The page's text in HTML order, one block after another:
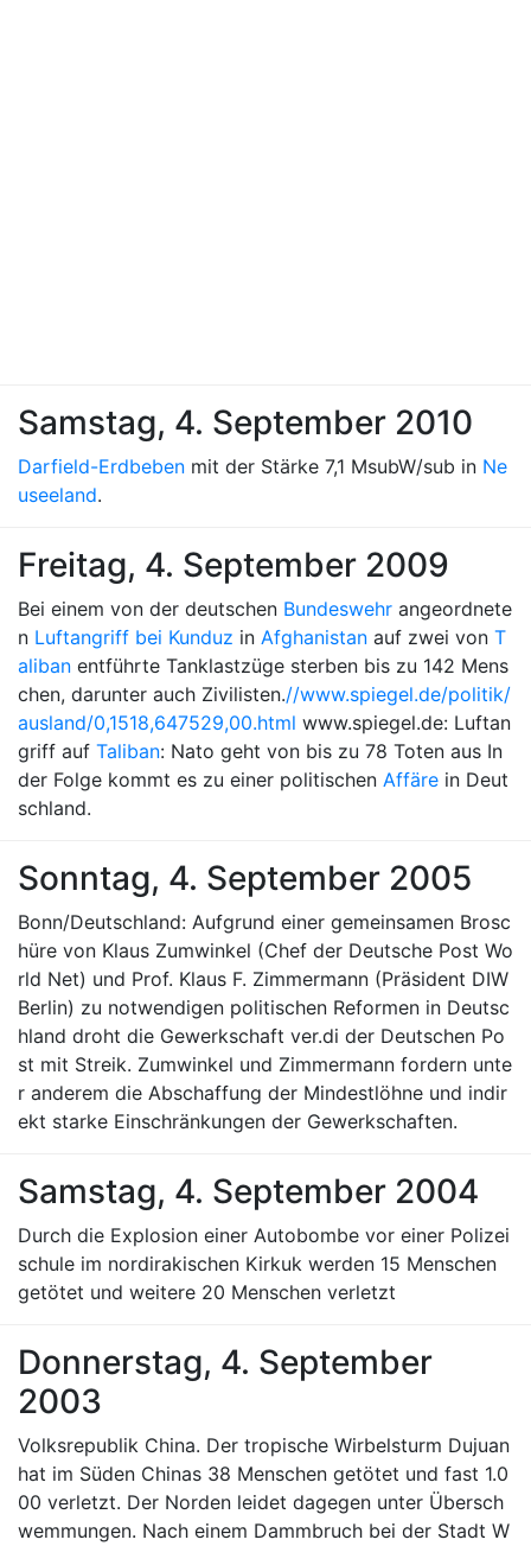
Samstag, 4. September 2010
Darfield-Erdbeben mit der Stärke 7,1 MsubW/sub in Ne
useeland.
Freitag, 4. September 2009
Bei einem von der deutschen Bundeswehr angeordnete
n Luftangriff bei Kunduz in Afghanistan auf zwei von T
aliban entführte Tanklastzüge sterben bis zu 142 Mens
chen, darunter auch Zivilisten.//www.spiegel.de/politik/
ausland/0,1518,647529,00.html www.spiegel.de: Luftan
griff auf Taliban: Nato geht von bis zu 78 Toten aus In
der Folge kommt es zu einer politischen Affäre in Deut
schland.
Sonntag, 4. September 2005
Bonn/Deutschland: Aufgrund einer gemeinsamen Brosc
hüre von Klaus Zumwinkel (Chef der Deutsche Post Wo
rld Net) und Prof. Klaus F. Zimmermann (Präsident DIW
Berlin) zu notwendigen politischen Reformen in Deutsc
hland droht die Gewerkschaft ver.di der Deutschen Po
st mit Streik. Zumwinkel und Zimmermann fordern unte
r anderem die Abschaffung der Mindestlöhne und indir
ekt starke Einschränkungen der Gewerkschaften.
Samstag, 4. September 2004
Durch die Explosion einer Autobombe vor einer Polizei
schule im nordirakischen Kirkuk werden 15 Menschen
getötet und weitere 20 Menschen verletzt
Donnerstag, 4. September
2003
Volksrepublik China. Der tropische Wirbelsturm Dujuan
hat im Süden Chinas 38 Menschen getötet und fast 1.0
00 verletzt. Der Norden leidet dagegen unter Übersch
wemmungen. Nach einem Dammbruch bei der Stadt W